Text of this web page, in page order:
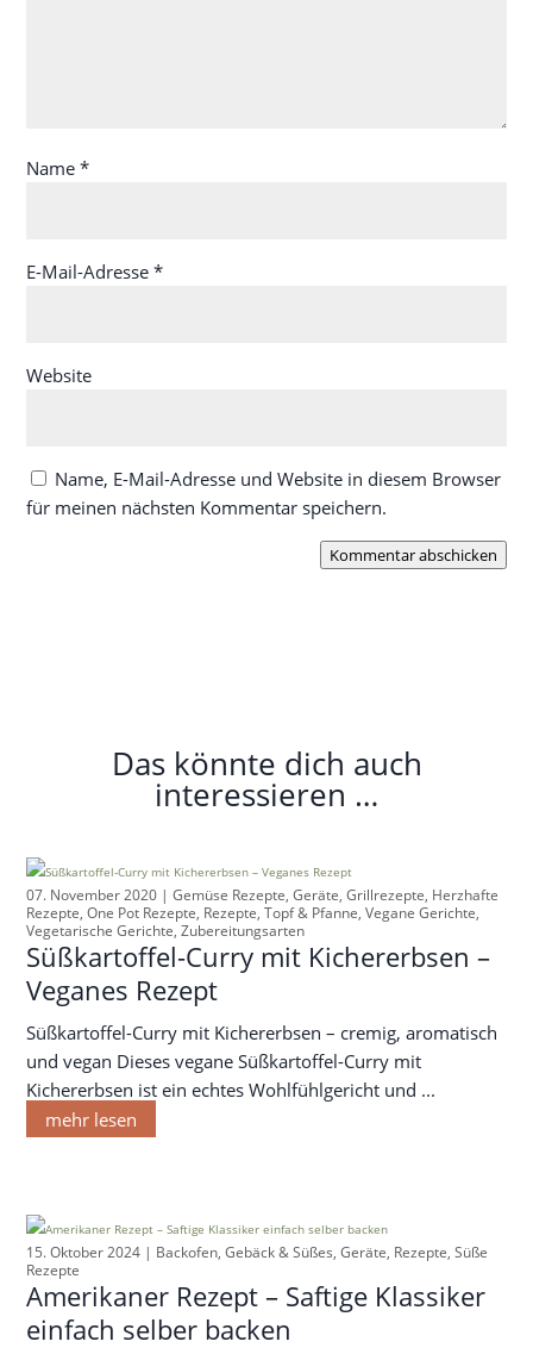
Name*
E-Mail-Adresse*
Website
Name, E-Mail-Adresse und Website in diesem Browser
für meinen nächsten Kommentar speichern.
Kommentar abschicken
Das könnte dich auch
interessieren …
07. November 2020 |Gemüse Rezepte, Geräte, Grillrezepte, Herzhafte
Rezepte, One Pot Rezepte, Rezepte, Topf & Pfanne, Vegane Gerichte,
Vegetarische Gerichte, Zubereitungsarten
Süßkartoffel-Curry mit Kichererbsen –
Veganes Rezept
Süßkartoffel-Curry mit Kichererbsen – cremig, aromatisch
und vegan Dieses vegane Süßkartoffel-Curry mit
Kichererbsen ist ein echtes Wohlfühlgericht und ...
mehr lesen
15. Oktober 2024 | Backofen, Gebäck & Süßes, Geräte, Rezepte, Süße
Rezepte
Amerikaner Rezept – Saftige Klassiker
einfach selber backen